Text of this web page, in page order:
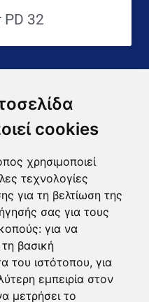
cookies
χρησιμοποιεί
τεχνολογίες
για τη βελτίωση της
σας για τους
για να
βασική
του ιστότοπου, για
εμπειρία στον
μετρήσει το
PD 32